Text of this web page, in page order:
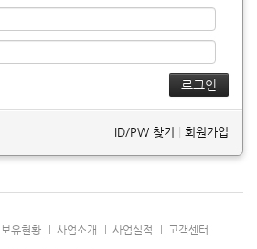
ID/PW 찾기 회원가입
보유현황 사업소개 사업실적
고객센터